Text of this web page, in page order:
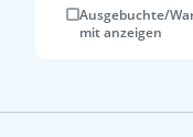
Ausgebuchte/
mit anzeigen